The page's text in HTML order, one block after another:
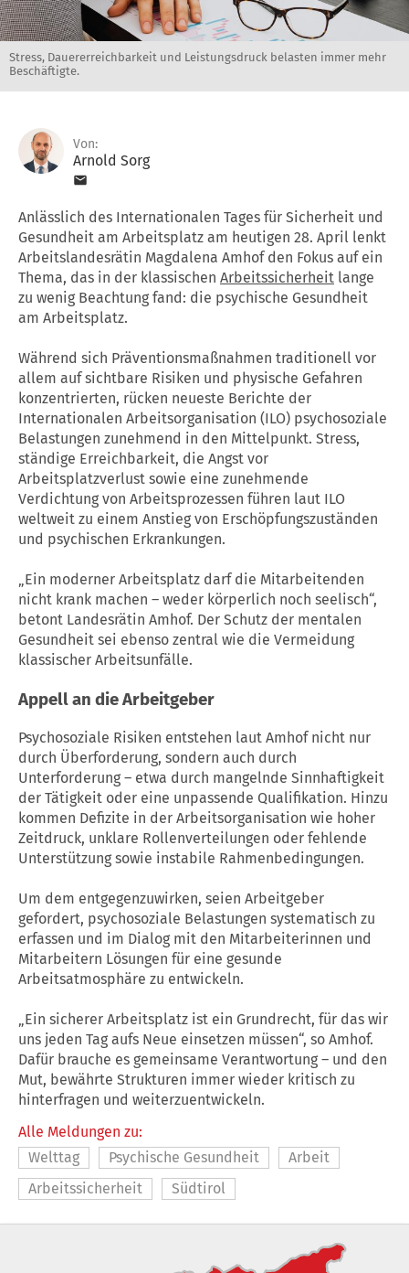
Stress, Dauererreichbarkeit und Leistungsdruck belasten immer mehr
Beschäftigte.
Von:
Arnold Sorg
Anlässlich des Internationalen Tages für Sicherheit und
Gesundheit am Arbeitsplatz am heutigen 28. April lenkt
Arbeitslandesrätin Magdalena Amhof den Fokus auf ein
Thema, das in der klassischen Arbeitssicherheit lange
zu wenig Beachtung fand: die psychische Gesundheit
am Arbeitsplatz.
Während sich Präventionsmaßnahmen traditionell vor
allem auf sichtbare Risiken und physische Gefahren
konzentrierten, rücken neueste Berichte der
Internationalen Arbeitsorganisation (ILO) psychosoziale
Belastungen zunehmend in den Mittelpunkt. Stress,
ständige Erreichbarkeit, die Angst vor
Arbeitsplatzverlust sowie eine zunehmende
Verdichtung von Arbeitsprozessen führen laut ILO
weltweit zu einem Anstieg von Erschöpfungszuständen
und psychischen Erkrankungen.
„Ein moderner Arbeitsplatz darf die Mitarbeitenden
nicht krank machen – weder körperlich noch seelisch“,
betont Landesrätin Amhof. Der Schutz der mentalen
Gesundheit sei ebenso zentral wie die Vermeidung
klassischer Arbeitsunfälle.
Appell an die Arbeitgeber
Psychosoziale Risiken entstehen laut Amhof nicht nur
durch Überforderung, sondern auch durch
Unterforderung – etwa durch mangelnde Sinnhaftigkeit
der Tätigkeit oder eine unpassende Qualifikation. Hinzu
kommen Defizite in der Arbeitsorganisation wie hoher
Zeitdruck, unklare Rollenverteilungen oder fehlende
Unterstützung sowie instabile Rahmenbedingungen.
Um dem entgegenzuwirken, seien Arbeitgeber
gefordert, psychosoziale Belastungen systematisch zu
erfassen und im Dialog mit den Mitarbeiterinnen und
Mitarbeitern Lösungen für eine gesunde
Arbeitsatmosphäre zu entwickeln.
„Ein sicherer Arbeitsplatz ist ein Grundrecht, für das wir
uns jeden Tag aufs Neue einsetzen müssen“, so Amhof.
Dafür brauche es gemeinsame Verantwortung – und den
Mut, bewährte Strukturen immer wieder kritisch zu
hinterfragen und weiterzuentwickeln.
Alle Meldungen zu:
Welttag
Psychische Gesundheit
Arbeit
Arbeitssicherheit
Südtirol